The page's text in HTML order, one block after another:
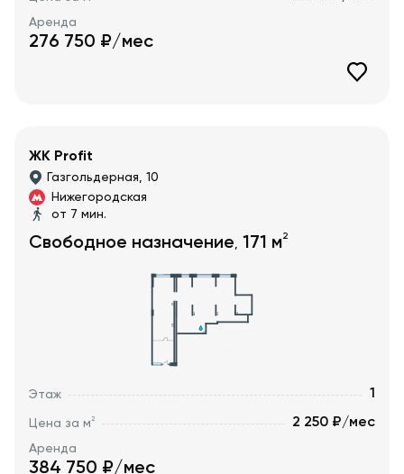
Аренда
276 750 ₽/мес
ЖК Profit
Газгольдерная, 10
Нижегородская
от 7 мин.
Свободное назначение 171 м2
Этаж 1
Цена за м2 2 250 ₽/мес
Аренда
384 750 ₽/мес